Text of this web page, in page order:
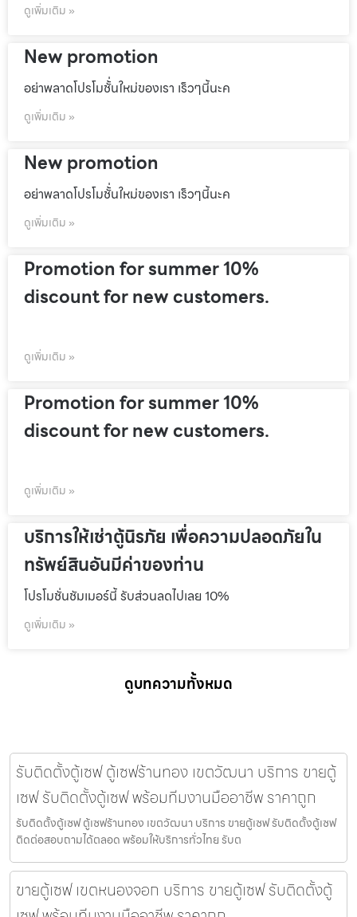
ดูเพิ่มเติม »
New promotion
อย่าพลาดโปรโมชั้่นใหม่ของเรา เร็วๆนี้นะค
ดูเพิ่มเติม »
New promotion
อย่าพลาดโปรโมชั้่นใหม่ของเรา เร็วๆนี้นะค
ดูเพิ่มเติม »
Promotion for summer 10%
discount for new customers.
ดูเพิ่มเติม »
Promotion for summer 10%
discount for new customers.
ดูเพิ่มเติม »
บริการให้เช่าตู้นิรภัย เพื่อความปลอดภัยใน
ทรัพย์สินอันมีค่าของท่าน
โปรโมชั่นชัมเมอร์นี้ รับส่วนลดไปเลย 10%
ดูเพิ่มเติม »
ดูบทความทั้งหมด
รับติดตั้งตู้เซฟ ตู้เซฟร้านทอง เขตวัฒนา บริการ ขายตู้
เซฟ รับติดตั้งตู้เซฟ พร้อมทีมงานมืออาชีพ ราคาถูก
รับติดตั้งตู้เซฟ ตู้เซฟร้านทอง เขตวัฒนา บริการ ขายตู้เซฟ รับติดตั้งตู้เซฟ
ติดต่อสอบถามได้ตลอด พร้อมให้บริการทั่วไทย รับต
ขายตู้เซฟ เขตหนองจอก บริการ ขายตู้เซฟ รับติดตั้งตู้